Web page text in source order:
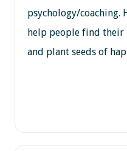
psychology/coaching.
help people find their
and plant seeds of